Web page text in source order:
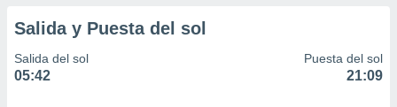
Salida y Puesta del sol
Salida del sol
05:42
Puesta del sol
21:09